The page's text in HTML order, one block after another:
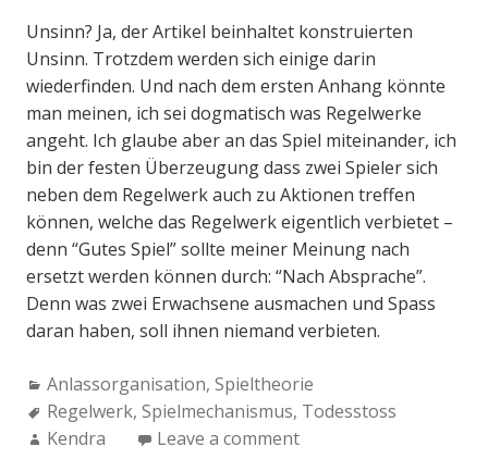
Unsinn? Ja, der Artikel beinhaltet konstruierten
Unsinn. Trotzdem werden sich einige darin
wiederfinden. Und nach dem ersten Anhang könnte
man meinen, ich sei dogmatisch was Regelwerke
angeht. Ich glaube aber an das Spiel miteinander, ich
bin der festen Überzeugung dass zwei Spieler sich
neben dem Regelwerk auch zu Aktionen treffen
können, welche das Regelwerk eigentlich verbietet –
denn “Gutes Spiel” sollte meiner Meinung nach
ersetzt werden können durch: “Nach Absprache”.
Denn was zwei Erwachsene ausmachen und Spass
daran haben, soll ihnen niemand verbieten.
Categories:
Anlassorganisation, Spieltheorie
Tags:
Regelwerk, Spielmechanismus, Todesstoss
Author:
Kendra Leave a comment